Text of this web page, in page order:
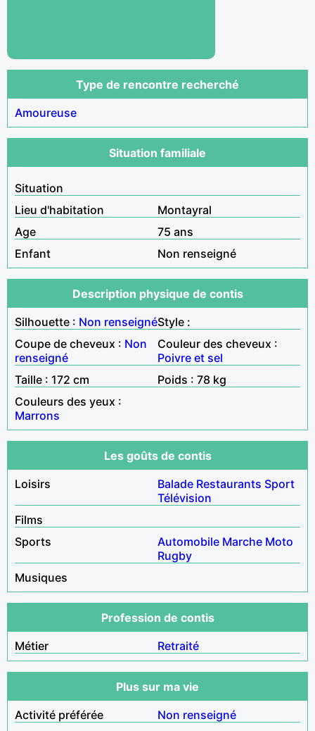
Type de rencontre recherché
Amoureuse
Situation familiale
Situation
Lieu d'habitation
Montayral
Age
75 ans
Enfant
Non renseigné
Description physique de contis
Silhouette : Non renseignéStyle :
Coupe de cheveux : Non
renseigné
Couleur des cheveux :
Poivre et sel
Taille : 172 cm
Poids : 78 kg
Couleurs des yeux :
Marrons
Les goûts de contis
Loisirs
Balade Restaurants Sport
Télévision
Films
Sports
Automobile Marche Moto
Rugby
Musiques
Profession de contis
Métier
Retraité
Plus sur ma vie
Activité préférée
Non renseigné